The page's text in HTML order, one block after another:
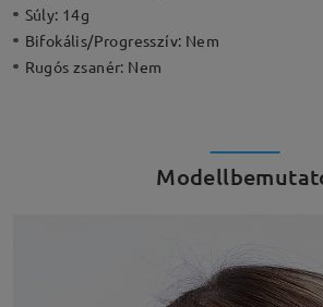
Súly: 14g
Bifokális/Progresszív: Nem
Rugós zsanér: Nem